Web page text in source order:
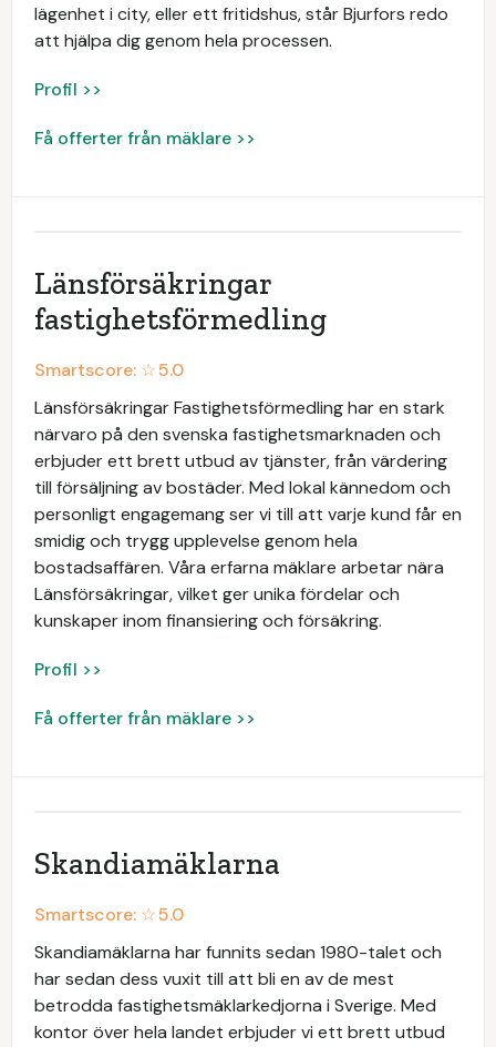
lägenhet i city, eller ett fritidshus, står Bjurfors redo
att hjälpa dig genom hela processen.
Profil >>
Få offerter från mäklare >>
Länsförsäkringar
fastighetsförmedling
Smartscore: ☆5.0
Länsförsäkringar Fastighetsförmedling har en stark
närvaro på den svenska fastighetsmarknaden och
erbjuder ett brett utbud av tjänster, från värdering
till försäljning av bostäder. Med lokal kännedom och
personligt engagemang ser vi till att varje kund får en
smidig och trygg upplevelse genom hela
bostadsaffären. Våra erfarna mäklare arbetar nära
Länsförsäkringar, vilket ger unika fördelar och
kunskaper inom finansiering och försäkring.
Profil >>
Få offerter från mäklare >>
Skandiamäklarna
Smartscore: ☆5.0
Skandiamäklarna har funnits sedan 1980-talet och
har sedan dess vuxit till att bli en av de mest
betrodda fastighetsmäklarkedjorna i Sverige. Med
kontor över hela landet erbjuder vi ett brett utbud